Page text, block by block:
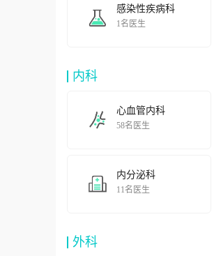
感染性疾病科
1名医生
内科
心血管内科
58名医生
内分泌科
11名医生
外科